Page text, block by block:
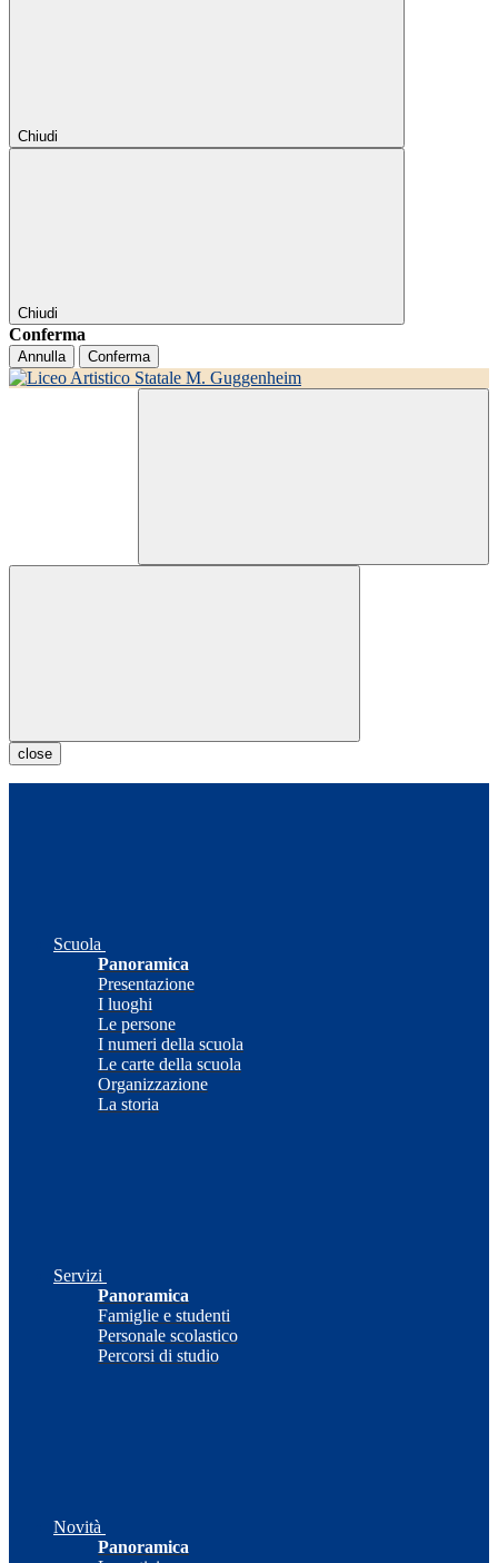
Chiudi
Chiudi
Conferma
Annulla Conferma
close
Scuola
Panoramica
Presentazione
I luoghi
Le persone
I numeri della scuola
Le carte della scuola
Organizzazione
La storia
Servizi
Panoramica
Famiglie e studenti
Personale scolastico
Percorsi di studio
Novità
Panoramica